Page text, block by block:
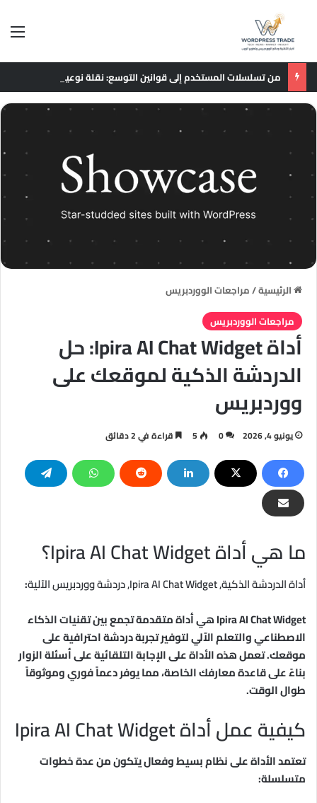
الرئيسية/مراجعات الووردبريس
مراجعات الووردبريس
أداة Ipira AI Chat Widget: حل
الدردشة الذكية لموقعك على
ووردبريس
يونيو 4, 2026 0
5 قراءة في 2 دقائق
ما هي أداة Ipira AI Chat Widget؟
أداة الدردشة الذكية, Ipira AI Chat Widget, دردشة ووردبريس الآلية
:
Ipira AI Chat Widget هي أداة متقدمة تجمع بين تقنيات الذكاء
الاصطناعي والتعلم الآلي لتوفير تجربة دردشة احترافية على
موقعك. تعمل هذه الأداة على الإجابة التلقائية على أسئلة الزوار
بناءً على قاعدة معارفك الخاصة، مما يوفر دعماً فوري وموثوقاً
طوال الوقت.
كيفية عمل أداة Ipira AI Chat Widget
تعتمد الأداة على نظام بسيط وفعال يتكون من عدة خطوات
متسلسلة: